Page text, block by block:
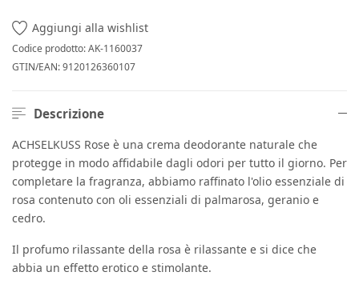
Aggiungi alla wishlist
Codice prodotto:AK-1160037
GTIN/EAN:9120126360107
Descrizione
ACHSELKUSS Rose è una crema deodorante naturale che
protegge in modo affidabile dagli odori per tutto il giorno. Per
completare la fragranza, abbiamo raffinato l'olio essenziale di
rosa contenuto con oli essenziali di palmarosa, geranio e
cedro.
Il profumo rilassante della rosa è rilassante e si dice che
abbia un effetto erotico e stimolante.